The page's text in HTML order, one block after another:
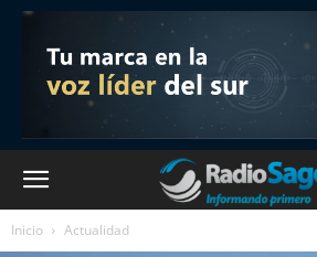
Inicio Actualidad